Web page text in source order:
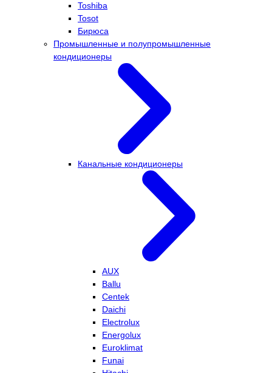
Toshiba
Tosot
Бирюса
Промышленные и полупромышленные
кондиционеры
Канальные кондиционеры
AUX
Ballu
Centek
Daichi
Electrolux
Energolux
Euroklimat
Funai